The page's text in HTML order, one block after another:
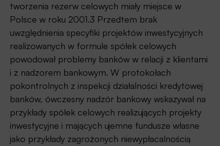
tworzenia rezerw celowych miały miejsce w
Polsce w roku 2001.3 Przedtem brak
uwzględnienia specyfiki projektów inwestycyjnych
realizowanych w formule spółek celowych
powodował problemy banków w relacji z klientami
i z nadzorem bankowym. W protokołach
pokontrolnych z inspekcji działalności kredytowej
banków, ówczesny nadzór bankowy wskazywał na
przykłady spółek celowych realizujących projekty
inwestycyjne i mających ujemne fundusze własne
jako przykłady zagrożonych niewypłacalnością